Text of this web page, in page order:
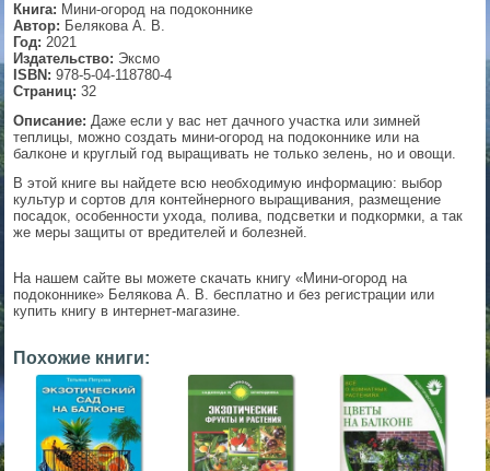
Книга: Мини-огород на подоконнике
Автор: Белякова А. В.
Год: 2021
Издательство: Эксмо
ISBN: 978-5-04-118780-4
Страниц: 32
Описание: Даже если у вас нет дачного участка или зимней
теплицы, можно создать мини-огород на подоконнике или на
балконе и круглый год выращивать не только зелень, но и овощи.
В этой книге вы найдете всю необходимую информацию: выбор
культур и сортов для контейнерного выращивания, размещение
посадок, особенности ухода, полива, подсветки и подкормки, а так
же меры защиты от вредителей и болезней.
На нашем сайте вы можете скачать книгу «Мини-огород на
подоконнике» Белякова А. В. бесплатно и без регистрации или
купить книгу в интернет-магазине.
Похожие книги:
▼
▼
▼
▼